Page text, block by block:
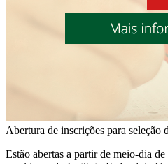
Abertura de inscrições para seleção
Estão abertas a partir de meio-dia